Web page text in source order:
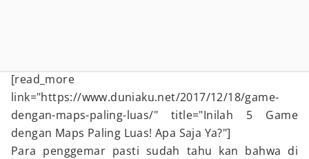
[read_more
link="https://www.duniaku.net/2017/12/18/game-
dengan-maps-paling-luas/" title="Inilah 5 Game
dengan Maps Paling Luas! Apa Saja Ya?"]
Para penggemar pasti sudah tahu kan bahwa di